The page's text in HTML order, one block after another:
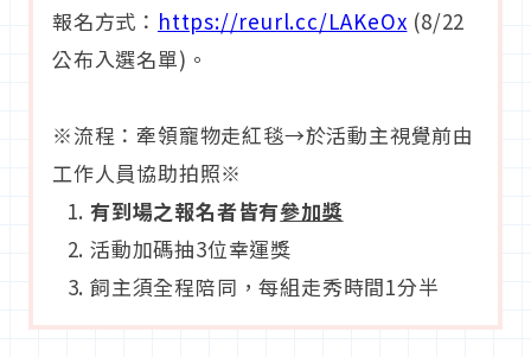
報名方式： https://reurl.cc/LAKeOx (8/22
公布入選名單)。
※流程：牽領寵物走紅毯→於活動主視覺前由
工作人員協助拍照※
有到場之報名者皆有參加獎
活動加碼抽3位幸運獎
飼主須全程陪同，每組走秀時間1分半